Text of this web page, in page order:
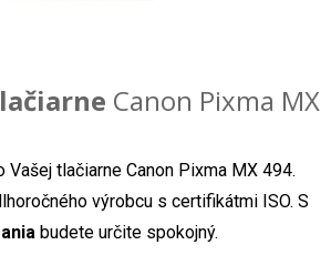
Canon Pixma MX
tlačiarne Canon Pixma MX 494.
výrobcu s certifikátmi ISO. S
budete určite spokojný.